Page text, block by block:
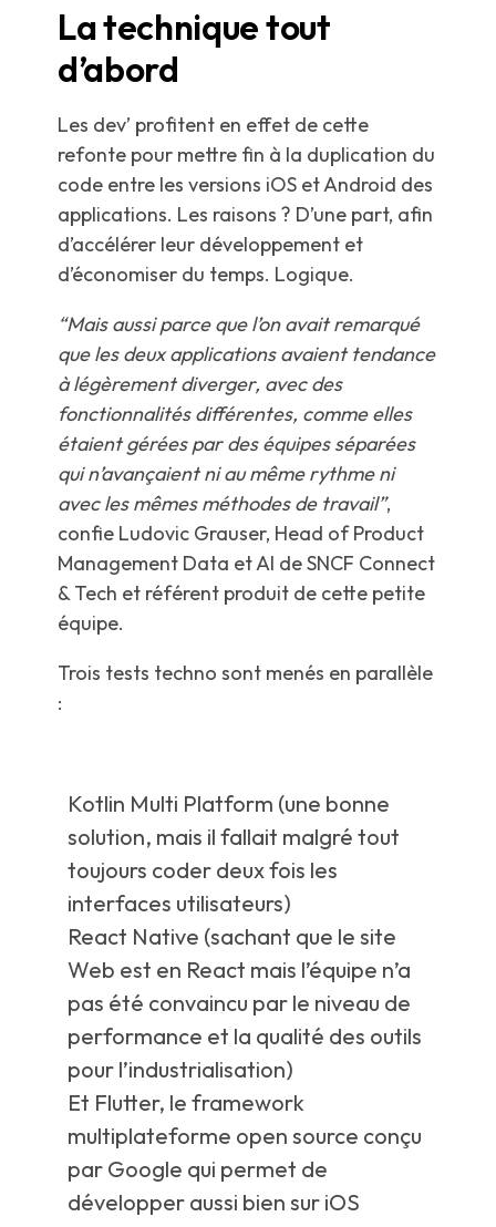
La technique tout
d’abord
Les dev’ profitent en effet de cette
refonte pour mettre fin à la duplication du
code entre les versions iOS et Android des
applications. Les raisons ? D’une part, afin
d’accélérer leur développement et
d’économiser du temps. Logique.
“Mais aussi parce que l’on avait remarqué
que les deux applications avaient tendance
à légèrement diverger, avec des
fonctionnalités différentes, comme elles
étaient gérées par des équipes séparées
qui n’avançaient ni au même rythme ni
avec les mêmes méthodes de travail”,
confie Ludovic Grauser, Head of Product
Management Data et AI de SNCF Connect
& Tech et référent produit de cette petite
équipe.
Trois tests techno sont menés en parallèle
:
Kotlin Multi Platform (une bonne
solution, mais il fallait malgré tout
toujours coder deux fois les
interfaces utilisateurs)
React Native (sachant que le site
Web est en React mais l’équipe n’a
pas été convaincu par le niveau de
performance et la qualité des outils
pour l’industrialisation)
Et Flutter, le framework
multiplateforme open source conçu
par Google qui permet de
développer aussi bien sur iOS